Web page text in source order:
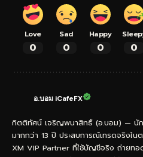
Love
0
Sad
0
Happy
0 0
อ.บอม iCafeFX
กิตติทัศน์ เจริญพนาสิทธิ์ (อ.บอม) — นั
มากกว่า 13 ปี ประสบการณ์เทรดจริงใ
XM VIP Partner ที่ใช้บัญชีจริง ถ่ายทอ